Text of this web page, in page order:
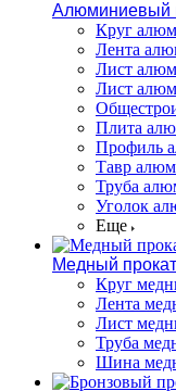
Алюминиевый
Круг
Лента
Лист
Лист
Плита
Профиль
Тавр
Труба
Уголок
Еще
Медный прокат
Круг
Лента
Лист
Труба
Шина